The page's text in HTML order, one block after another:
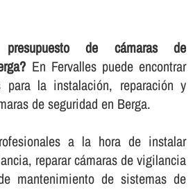
presupuesto de cámaras de
En Fervalles puede encontrar
para la instalación, reparación y
de seguridad en Berga.
a la hora de instalar
reparar cámaras de vigilancia
mantenimiento de sistemas de